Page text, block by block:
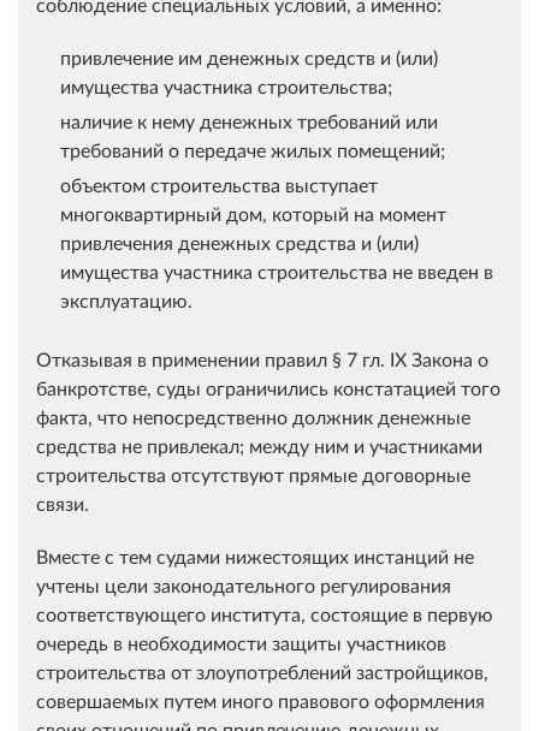
привлечение им денежных средств и (или)
имущества участника строительства;
наличие к нему денежных требований или
требований о передаче жилых помещений;
объектом строительства выступает
многоквартирный дом, который на момент
привлечения денежных средства и (или)
имущества участника строительства не введен в
эксплуатацию.
Отказывая в применении правил § 7 гл. IX Закона о
банкротстве, суды ограничились констатацией того
факта, что непосредственно должник денежные
средства не привлекал; между ним и участниками
строительства отсутствуют прямые договорные
связи.
Вместе с тем судами нижестоящих инстанций не
учтены цели законодательного регулирования
соответствующего института, состоящие в первую
очередь в необходимости защиты участников
строительства от злоупотреблений застройщиков,
совершаемых путем иного правового оформления